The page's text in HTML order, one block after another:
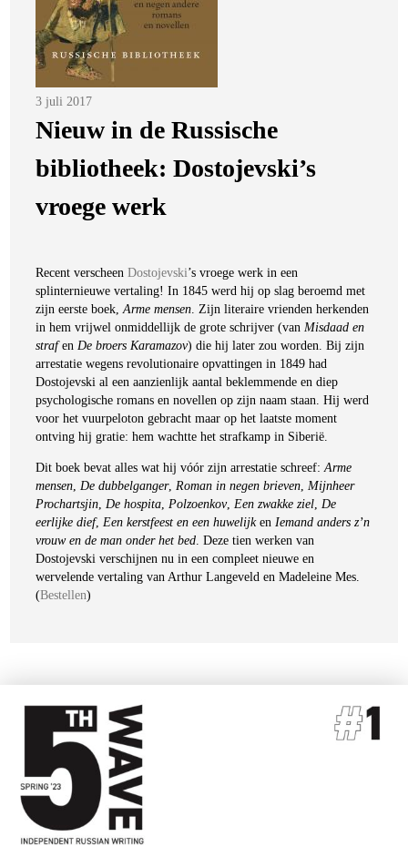
Posted
on
3 juli 2017
Nieuw in de Russische
bibliotheek: Dostojevski’s
vroege werk
Recent verscheenDostojevski’s vroege werk in een
splinternieuwe vertaling! In 1845 werd hij op slag beroemd met
zijn eerste boek,Arme mensen. Zijn literaire vrienden herkenden
in hem vrijwel onmiddellijk de grote schrijver (vanMisdaad en
strafenDe broers Karamazov) die hij later zou worden. Bij zijn
arrestatie wegens revolutionaire opvattingen in 1849 had
Dostojevski al een aanzienlijk aantal beklemmende en diep
psychologische romans en novellen op zijn naam staan. Hij werd
voor het vuurpeloton gebracht maar op het laatste moment
ontving hij gratie: hem wachtte het strafkamp in Siberië.
Dit boek bevat alles wat hij vóór zijn arrestatie schreef:Arme
mensen,De dubbelganger,Roman in negen brieven,Mijnheer
Prochartsjin,De hospita,Polzoenkov,Een zwakke ziel,De
eerlijke dief,Een kerstfeest en een huwelijkenIemand anders z’n
vrouw en de man onder het bed. Deze tien werken van
Dostojevski verschijnen nu in een compleet nieuwe en
wervelende vertaling van Arthur Langeveld en Madeleine Mes.
(Bestellen)